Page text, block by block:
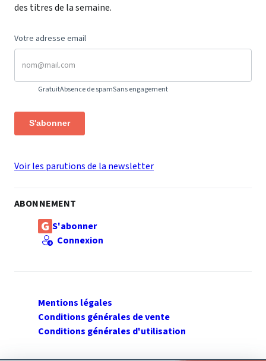
des titres de la semaine.
Votre adresse email
GratuitAbsence de spamSans engagement
S'abonner
Voir les parutions de la newsletter
ABONNEMENT
S'abonner
Connexion
Mentions légales
Conditions générales de vente
Conditions générales d'utilisation